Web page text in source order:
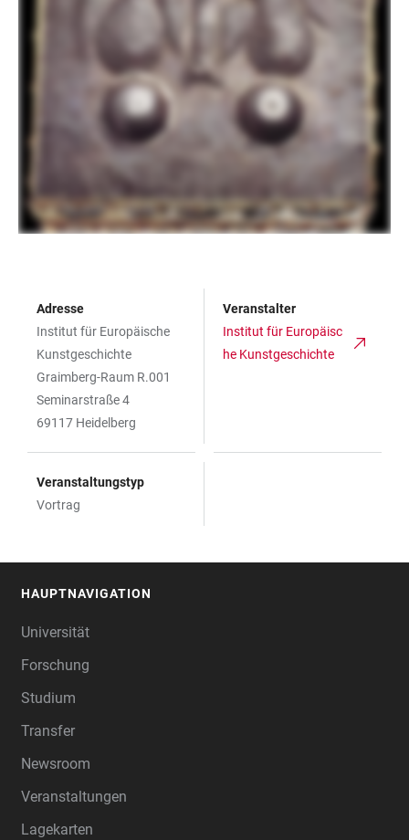
Adresse
Institut für Europäische
Kunstgeschichte
Graimberg-Raum R.001
Seminarstraße 4
69117 Heidelberg
Veranstalter
Institut für Europäisc
he Kunstgeschichte
Veranstaltungstyp
Vortrag
HAUPTNAVIGATION
Universität
Forschung
Studium
Transfer
Newsroom
Veranstaltungen
Lagekarten